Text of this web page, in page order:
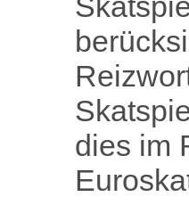
dies im